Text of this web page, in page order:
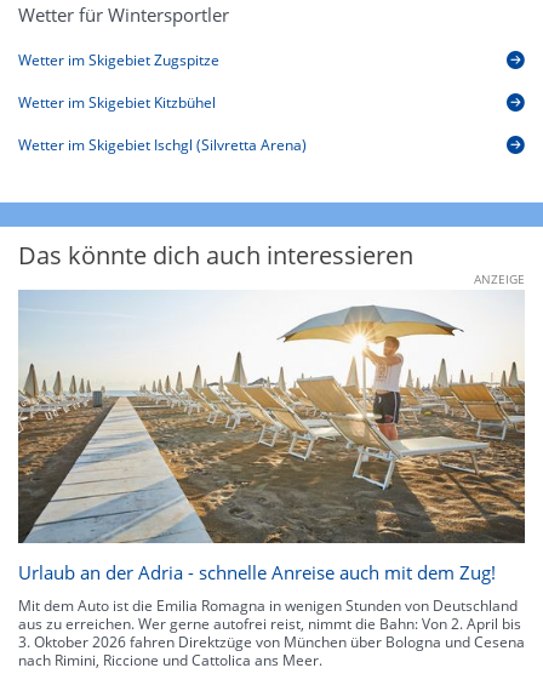
Wetter für Wintersportler
Wetter im Skigebiet Zugspitze
Wetter im Skigebiet Kitzbühel
Wetter im Skigebiet Ischgl (Silvretta Arena)
Das könnte dich auch interessieren
ANZEIGE
Urlaub an der Adria - schnelle Anreise auch mit dem Zug!
Mit dem Auto ist die Emilia Romagna in wenigen Stunden von Deutschland
aus zu erreichen. Wer gerne autofrei reist, nimmt die Bahn: Von 2. April bis
3. Oktober 2026 fahren Direktzüge von München über Bologna und Cesena
nach Rimini, Riccione und Cattolica ans Meer.